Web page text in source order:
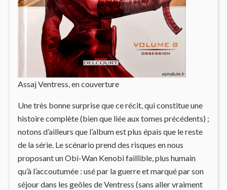
Assaj Ventress, en couverture
Une très bonne surprise que ce récit, qui constitue une
histoire complète (bien que liée aux tomes précédents) ;
notons d’ailleurs que l’album est plus épais que le reste
de la série. Le scénario prend des risques en nous
proposant un Obi-Wan Kenobi faillible, plus humain
qu’à l’accoutumée : usé par la guerre et marqué par son
séjour dans les geôles de Ventress (sans aller vraiment